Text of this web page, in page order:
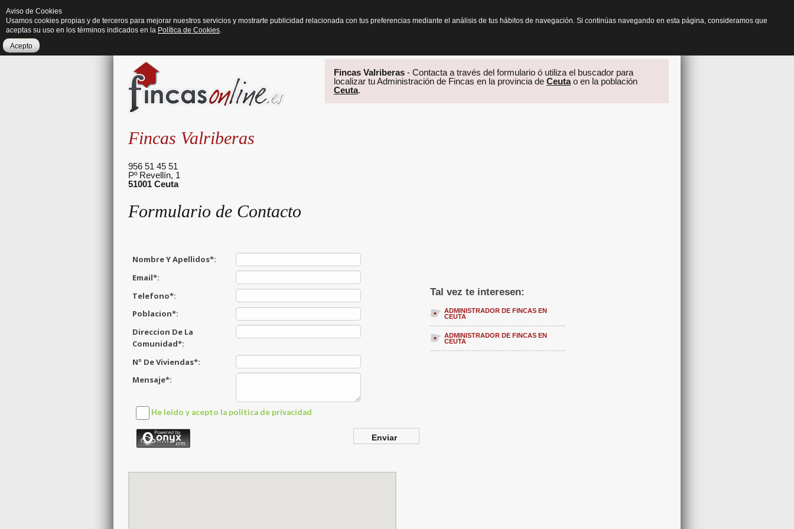
Fincas Valriberas- Contacta a través del formulario ó utiliza el buscador para
localizar tu Administración de Fincas en la provincia de Ceutao en la población
Ceuta.
Tal vez te interesen:
ADMINISTRADOR DE FINCAS EN
CEUTA
ADMINISTRADOR DE FINCAS EN
CEUTA
Fincas Valriberas
956 51 45 51
Pº Revellín, 1
51001 Ceuta
Formulario de Contacto
Aviso de Cookies
Usamos cookies propias y de terceros para mejorar nuestros servicios y mostrarte publicidad relacionada con tus preferencias mediante el análisis de tus hábitos de navegación. Si continúas navegando en esta página, consideramos que
aceptas su uso en los términos indicados en la Política de Cookies.
Acepto